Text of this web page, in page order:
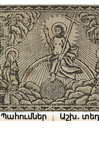
Պահումներ Աշխ․